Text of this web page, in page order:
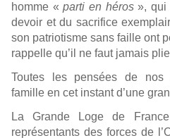
homme « parti en héros», qui
devoir et du sacrifice
son patriotisme sans faille ont
rappelle qu’il ne faut jamais
Toutes les pensées de nos
famille en cet instant d’une
La Grande Loge de
représentants des forces de